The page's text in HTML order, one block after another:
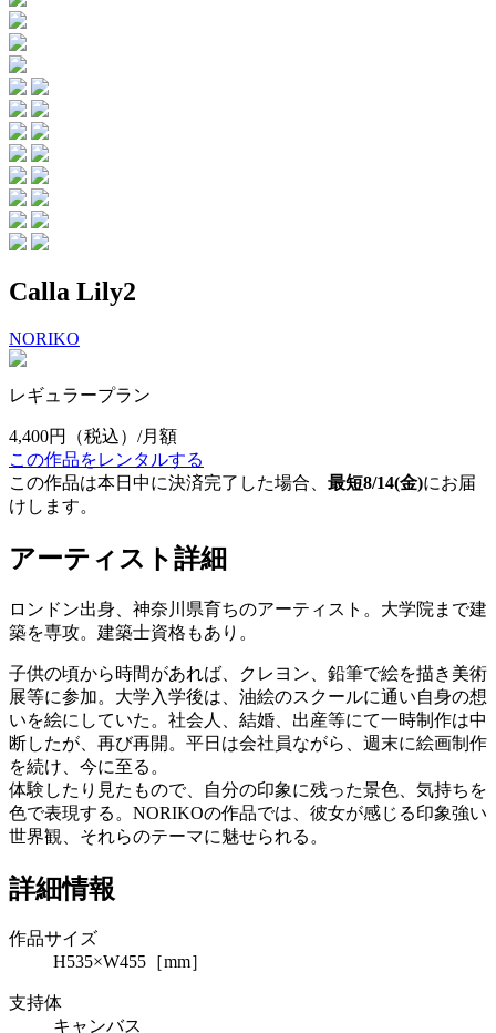
Calla Lily2
NORIKO
レギュラープラン
4,400円
（税込）/月額
この作品をレンタルする
この作品は本日中に決済完了した場合、 最短8/14(金)にお届
けします。
アーティスト詳細
ロンドン出身、神奈川県育ちのアーティスト。大学院まで建
築を専攻。建築士資格もあり。
子供の頃から時間があれば、クレヨン、鉛筆で絵を描き美術
展等に参加。大学入学後は、油絵のスクールに通い自身の想
いを絵にしていた。社会人、結婚、出産等にて一時制作は中
断したが、再び再開。平日は会社員ながら、週末に絵画制作
を続け、今に至る。
体験したり見たもので、自分の印象に残った景色、気持ちを
色で表現する。NORIKOの作品では、彼女が感じる印象強い
世界観、それらのテーマに魅せられる。
詳細情報
作品サイズ
H535×W455［mm］
支持体
キャンバス